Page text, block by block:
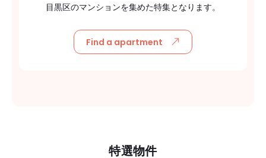
目黒区のマンションを集めた特集となります。
Find a apartment
特選物件